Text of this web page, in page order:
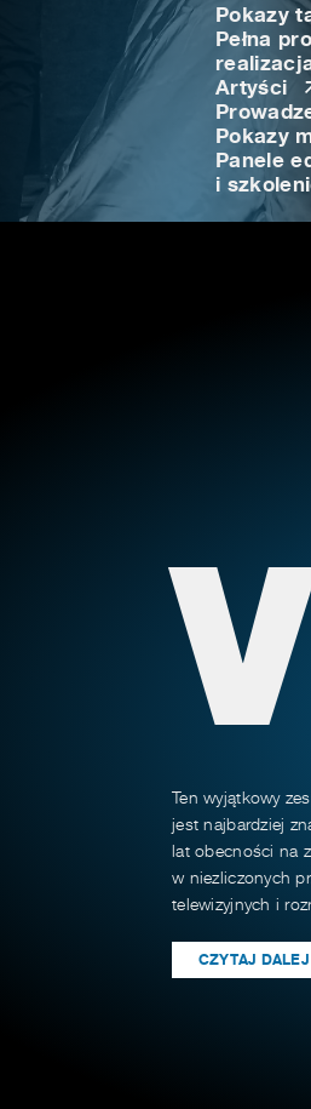
Pokazy
Pełna
Artyści
Pokazy
Panele
i
Ten wyjątkowy
jest najbardziej
lat obecności na
w niezliczonych
telewizyjnych i
CZYTAJ DALEJ